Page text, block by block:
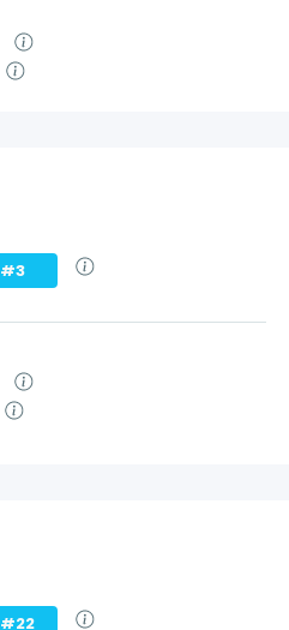
#3
#22